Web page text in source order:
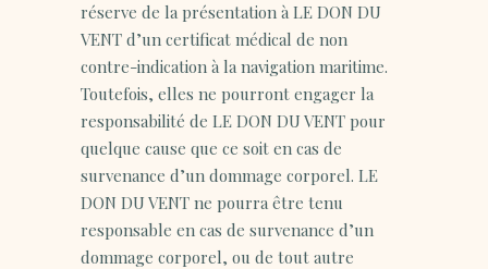
réserve de la présentation à LE DON DU
VENT d’un certificat médical de non
contre-indication à la navigation maritime.
Toutefois, elles ne pourront engager la
responsabilité de LE DON DU VENT pour
quelque cause que ce soit en cas de
survenance d’un dommage corporel. LE
DON DU VENT ne pourra être tenu
responsable en cas de survenance d’un
dommage corporel, ou de tout autre